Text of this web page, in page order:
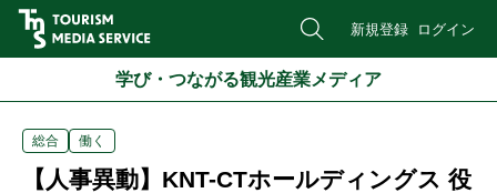
新規登録 ログイン
学び・つながる観光産業メディア
総合 働く
【人事異動】KNT-CTホールディングス 役